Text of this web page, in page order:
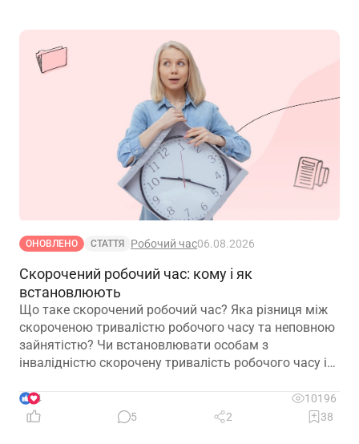
ОНОВЛЕНО СТАТТЯ Робочий час06.08.2026
Скорочений робочий час: кому і як
встановлюють
Що таке скорочений робочий час? Яка різниця між
скороченою тривалістю робочого часу та неповною
зайнятістю? Чи встановлювати особам з
інвалідністю скорочену тривалість робочого часу і
передбачено встановлення скороченого робочого
часу? І особливо актуальне запитання: чи потрібно
4
10196
5
2 38